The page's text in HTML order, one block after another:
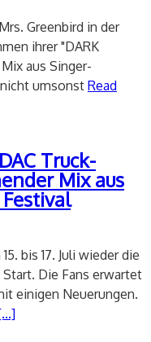
Greenbird in der
ihrer "DARK
aus Singer-
umsonst Read
Truck-
Mix aus
bis 17. Juli wieder die
Start. Die Fans erwartet
einigen Neuerungen.